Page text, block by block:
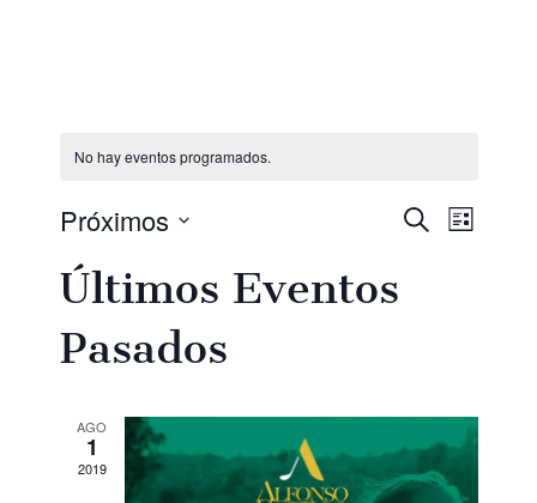
No hay eventos programados.
de
y
vistas
Buscar
Lista
Próximos
Selecciona
la
fecha.
Últimos Eventos
Pasados
AGO
1
2019